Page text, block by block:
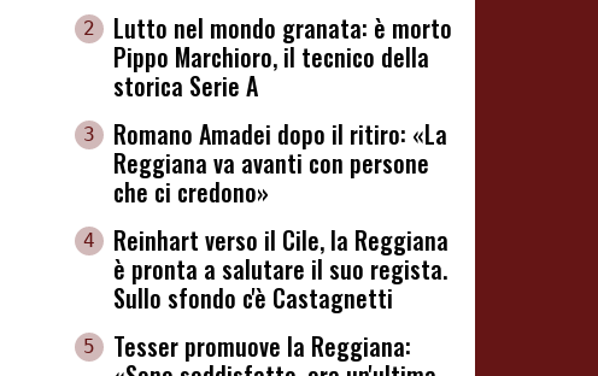
2
Lutto nel mondo granata: è morto
Pippo Marchioro, il tecnico della
storica Serie A
3
Romano Amadei dopo il ritiro: «La
Reggiana va avanti con persone
che ci credono»
4
Reinhart verso il Cile, la Reggiana
è pronta a salutare il suo regista.
Sullo sfondo c'è Castagnetti
5
Tesser promuove la Reggiana: